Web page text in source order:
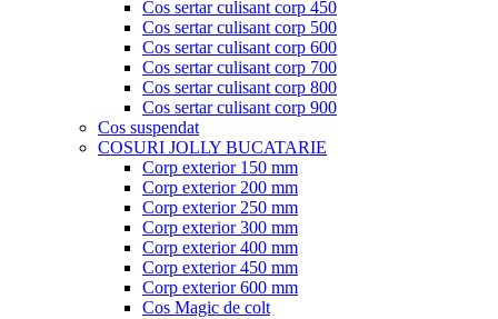
Cos sertar culisant corp 450
Cos sertar culisant corp 500
Cos sertar culisant corp 600
Cos sertar culisant corp 700
Cos sertar culisant corp 800
Cos sertar culisant corp 900
Cos suspendat
COSURI JOLLY BUCATARIE
Corp exterior 150 mm
Corp exterior 200 mm
Corp exterior 250 mm
Corp exterior 300 mm
Corp exterior 400 mm
Corp exterior 450 mm
Corp exterior 600 mm
Cos Magic de colt